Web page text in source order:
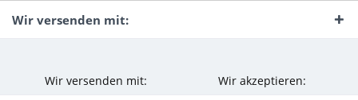
Wir versenden mit:
Wir versenden mit: Wir akzeptieren: